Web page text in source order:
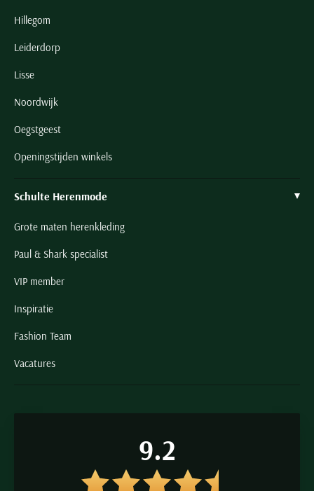
Hillegom
Leiderdorp
Lisse
Noordwijk
Oegstgeest
Openingstijden winkels
Schulte Herenmode
Grote maten herenkleding
Paul & Shark specialist
VIP member
Inspiratie
Fashion Team
Vacatures
9.2